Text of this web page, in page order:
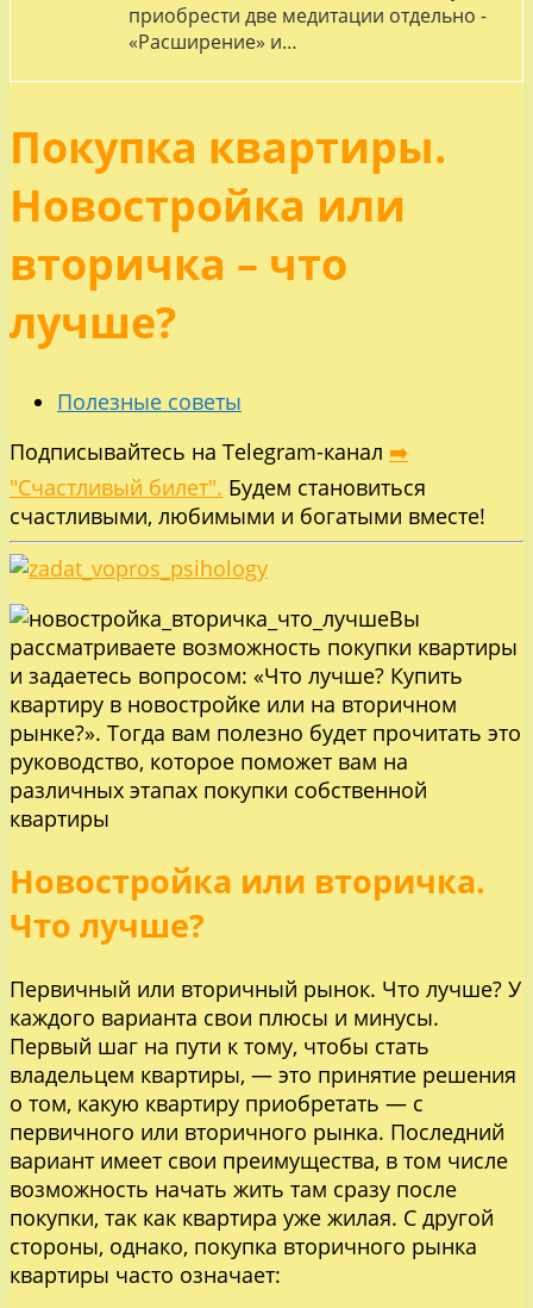
приобрести две медитации отдельно -
«Расширение» и…
Покупка квартиры.
Новостройка или
вторичка – что
лучше?
Полезные советы
Подписывайтесь на Telegram-канал ➡️
"Счастливый билет". Будем становиться
счастливыми, любимыми и богатыми вместе!
Вы
рассматриваете возможность покупки квартиры
и задаетесь вопросом: «Что лучше? Купить
квартиру в новостройке или на вторичном
рынке?». Тогда вам полезно будет прочитать это
руководство, которое поможет вам на
различных этапах покупки собственной
квартиры
Новостройка или вторичка.
Что лучше?
Первичный или вторичный рынок. Что лучше? У
каждого варианта свои плюсы и минусы.
Первый шаг на пути к тому, чтобы стать
владельцем квартиры, — это принятие решения
о том, какую квартиру приобретать — с
первичного или вторичного рынка. Последний
вариант имеет свои преимущества, в том числе
возможность начать жить там сразу после
покупки, так как квартира уже жилая. С другой
стороны, однако, покупка вторичного рынка
квартиры часто означает: